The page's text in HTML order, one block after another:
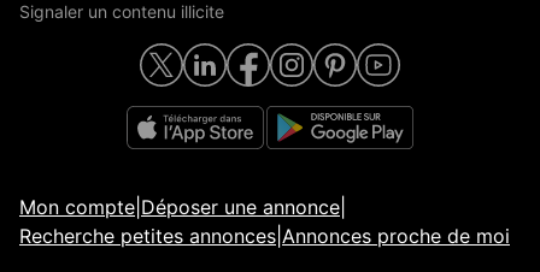
Signaler un contenu illicite
Mon compte Déposer une annonce
Recherche petites annonces Annonces proche de moi